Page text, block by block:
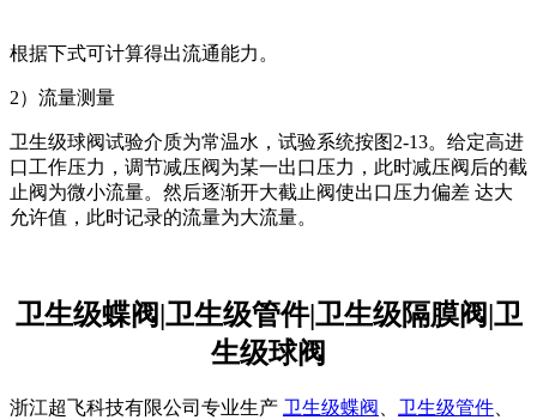
根据下式可计算得出流通能力。
2）流量测量
卫生级球阀试验介质为常温水，试验系统按图2-13。给定高进
口工作压力，调节减压阀为某一出口压力，此时减压阀后的截
止阀为微小流量。然后逐渐开大截止阀使出口压力偏差 达大
允许值，此时记录的流量为大流量。
卫生级蝶阀|卫生级管件|卫生级隔膜阀|卫
生级球阀
浙江超飞科技有限公司专业生产 卫生级蝶阀 卫生级管件